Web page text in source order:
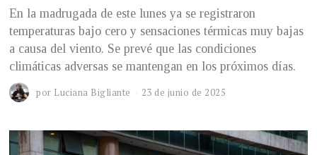
En la madrugada de este lunes ya se registraron
temperaturas bajo cero y sensaciones térmicas muy bajas
a causa del viento. Se prevé que las condiciones
climáticas adversas se mantengan en los próximos días.
por Luciana Bigliante 23 de junio de 2025